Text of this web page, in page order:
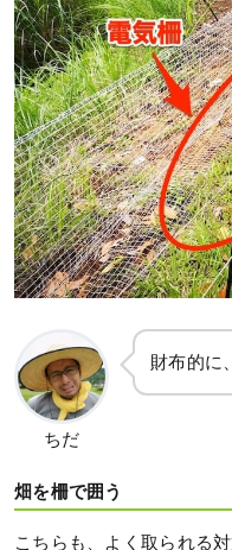
ちだ
財布的に
畑を柵で囲う
こちらも、よく取られる対